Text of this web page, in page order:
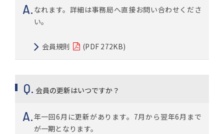
なれます。詳細は事務局へ直接お問い合わせくださ
い。
会員規則 (PDF 272KB)
会員の更新はいつですか？
年一回6月に更新があります。7月から翌年6月まで
が一期となります。